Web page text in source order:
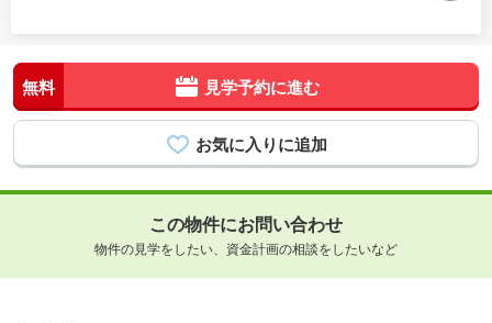
無料 見学予約に進む
この物件にお問い合わせ
物件の見学をしたい、資金計画の相談をしたいなど